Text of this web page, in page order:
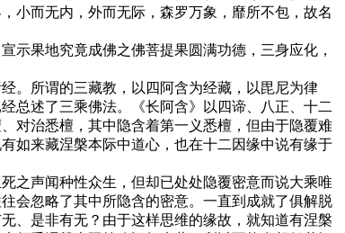
小而无内，外而无际，森罗万象，靡所不包，故名
示果地究竟成佛之佛菩提果圆满功德，三身应化，
。所谓的三藏教，以四阿含为经藏，以毘尼为律
总述了三乘佛法。《长阿含》以四谛、八正、十二
对治悉檀，其中隐含着第一义悉檀，但由于隐覆难
如来藏涅槃本际中道心，也在十二因缘中说有缘于
之声闻种性众生，但却已处处隐覆密意而说大乘唯
会忽略了其中所隐含的密意。一直到成就了俱解脱
、是非有无？由于这样思维的缘故，就知道有涅槃